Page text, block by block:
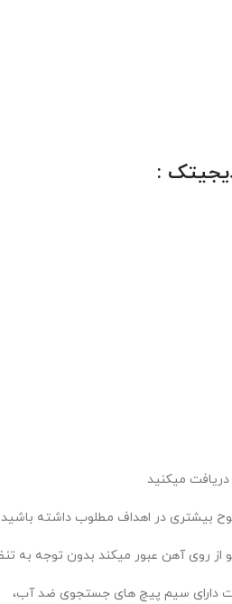
:
بیشتری در اهداف مطلوب داشته باشید
دارای سیم پیچ های جستجوی ضد آب،